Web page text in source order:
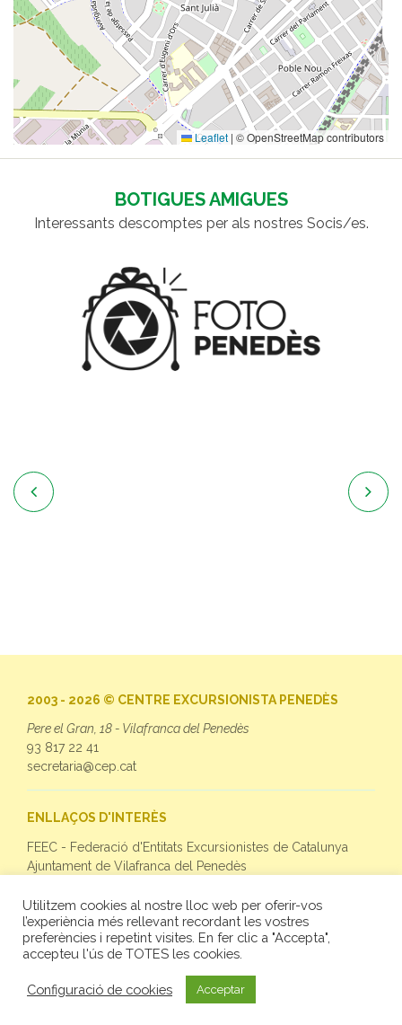
Leaflet | © OpenStreetMap contributors
BOTIGUES AMIGUES
Interessants descomptes per als nostres Socis/es.
 
2003 - 2026 © CENTRE EXCURSIONISTA PENEDÈS
Pere el Gran, 18 - Vilafranca del Penedès
93 817 22 41
secretaria@cep.cat
ENLLAÇOS D'INTERÈS
FEEC - Federació d'Entitats Excursionistes de Catalunya
Ajuntament de Vilafranca del Penedès
SEGUEIX-NOS
Facebook
Twitter
Instagram
Utilitzem cookies al nostre lloc web per oferir-vos
l’experiència més rellevant recordant les vostres
preferències i repetint visites. En fer clic a "Accepta",
accepteu l'ús de TOTES les cookies.
Configuració de cookies Acceptar